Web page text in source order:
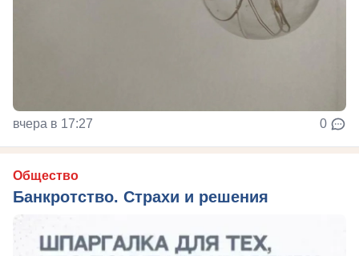
вчера в 17:27 0
Общество
Банкротство. Страхи и решения